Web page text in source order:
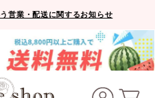
営業・配送に関するお知らせ